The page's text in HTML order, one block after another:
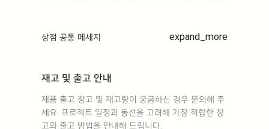
상점 공통 메세지 expand_more
재고 및 출고 안내
제품 출고 창고 및 재고량이 궁금하신 경우 문의해 주
세요. 프로젝트 일정과 동선을 고려해 가장 적합한 창
고와 출고 방법을 안내해 드립니다.